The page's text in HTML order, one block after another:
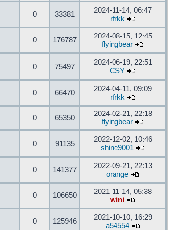
0 33381
2024-11-14, 06:47
rfrkk
0 176787
2024-08-15, 12:45
flyingbear
0 75497
2024-06-19, 22:51
CSY
0 66470
2024-04-11, 09:09
rfrkk
0 65350
2024-02-21, 22:18
flyingbear
0 91135
2022-12-02, 10:46
shine9001
0 141377
2022-09-21, 22:13
orange
0 106650
2021-11-14, 05:38
wini
0 125946
2021-10-10, 16:29
a54554